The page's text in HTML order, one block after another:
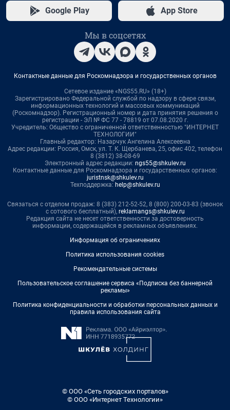
Google Play App Store
Мы в соцсетях
Контактные данные для Роскомнадзора и государственных органов
Сетевое издание «NGS55.RU» (18+)
Зарегистрировано Федеральной службой по надзору в сфере связи,
информационных технологий и массовых коммуникаций
(Роскомнадзор). Регистрационный номер и дата принятия решения о
регистрации - ЭЛ № ФС 77 - 78819 от 07.08.2020 г.
Учредитель: Общество с ограниченной ответственностью "ИНТЕРНЕТ
ТЕХНОЛОГИИ"
Главный редактор: Назарчук Ангелина Алексеевна
Адрес редакции: Россия, Омск, ул. Т. К. Щербанева, 25, офис 402, телефон
8 (3812) 38-08-69
Электронный адрес редакции: ngs55@shkulev.ru
Контактные данные для Роскомнадзора и государственных органов:
juristnsk@shkulev.ru
Техподдержка: help@shkulev.ru
Связаться с отделом продаж: 8 (383) 212-52-52, 8 (800) 200-03-83 (звонок
с сотового бесплатный), reklamangs@shkulev.ru
Редакция сайта не несет ответственности за достоверность
информации, содержащейся в рекламных объявлениях.
Информация об ограничениях
Политика использования cookies
Рекомендательные системы
Пользовательское соглашение сервиса «Подписка без баннерной
рекламы»
Политика конфиденциальности и обработки персональных данных и
правила использования сайта
© ООО «Сеть городских порталов»
© ООО «Интернет Технологии»